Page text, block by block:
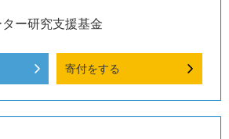
ー研究支援基金
寄付をする